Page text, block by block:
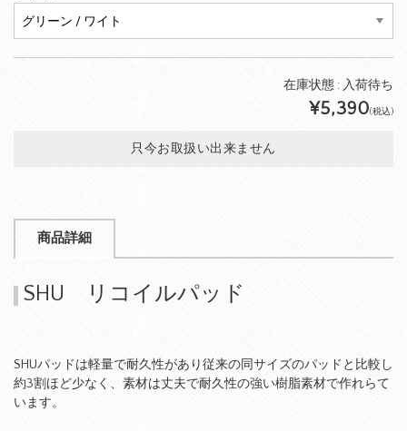
在庫状態 :入荷待ち
¥5,390(税込)
只今お取扱い出来ません
商品詳細
SHU リコイルパッド
SHUパッドは軽量で耐久性があり従来の同サイズのパッドと比較し
約3割ほど少なく、素材は丈夫で耐久性の強い樹脂素材で作れらて
います。